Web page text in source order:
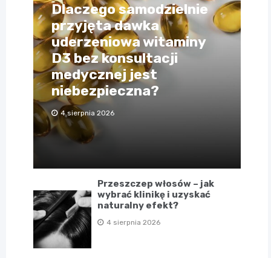
Dlaczego samodzielnie
przyjęta dawka
uderzeniowa witaminy
D3 bez konsultacji
medycznej jest
niebezpieczna?
4 sierpnia 2026
Przeszczep włosów – jak
wybrać klinikę i uzyskać
naturalny efekt?
4 sierpnia 2026